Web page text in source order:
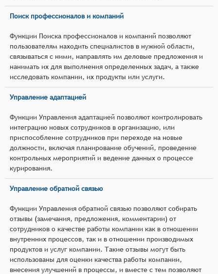
Поиск профессионалов и компаний
Функции Поиска профессионалов и компаний позволяют
пользователям находить специалистов в нужной области,
связываться с ними, направлять им деловые предложения и
нанимать их для выполнения определенных задач, а также
исследовать компании, их продукты или услуги.
Управление адаптацией
Функции Управления адаптацией позволяют контролировать
интеграцию новых сотрудников в организацию, или
приспособление сотрудников при переходе на новые
должности, включая планирование обучений, проведение
контрольных мероприятий и ведение данных о процессе
курирования.
Управление обратной связью
Функции Управления обратной связью позволяют собирать
отзывы (замечания, предложения, комментарии) от
сотрудников о качестве работы компании как в отношении
внутренних процессов, так и в отношении производимых
продуктов и услуг компании. Такие отзывы могут быть
использованы для оценки качества работы компании,
внесения улучшений в процессы, и вместе с тем позволяют